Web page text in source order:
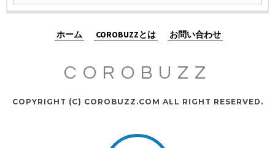
ホーム COROBUZZとは お問い合わせ
COROBUZZ
COPYRIGHT (C) COROBUZZ.COM ALL RIGHT RESERVED.